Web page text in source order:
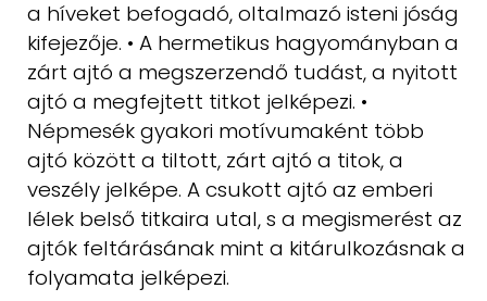
a híveket befogadó,oltalmazó isteni jóság
kifejezője. • A hermetikus hagyományban a
zárt ajtó a megszerzendő tudást, a nyitott
ajtó a megfejtett titkot jelképezi. •
Népmesékgyakori motívumaként több
ajtó között a tiltott, zárt ajtó a titok,a
veszély jelképe. A csukott ajtó az emberi
lélek belső titkaira utal, s a megismerést az
ajtók feltárásának mint a kitárulkozásnak a
folyamata jelképezi.